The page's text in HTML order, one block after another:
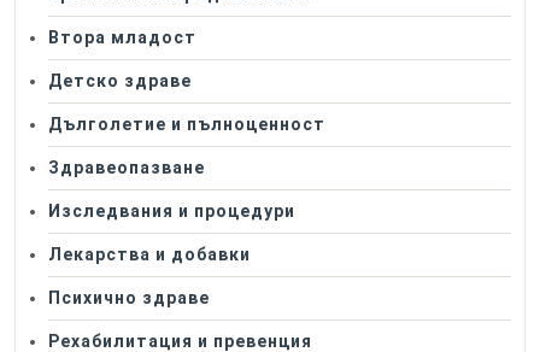
Втора младост
Детско здраве
Дълголетие и пълноценност
Здравеопазване
Изследвания и процедури
Лекарства и добавки
Психично здраве
Рехабилитация и превенция